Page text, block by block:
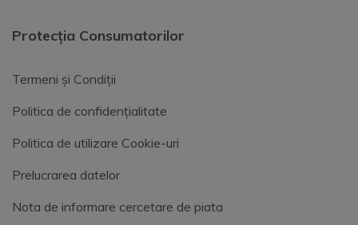
Protecția Consumatorilor
Termeni și Condiții
Politica de confidențialitate
Politica de utilizare Cookie-uri
Prelucrarea datelor
Nota de informare cercetare de piata